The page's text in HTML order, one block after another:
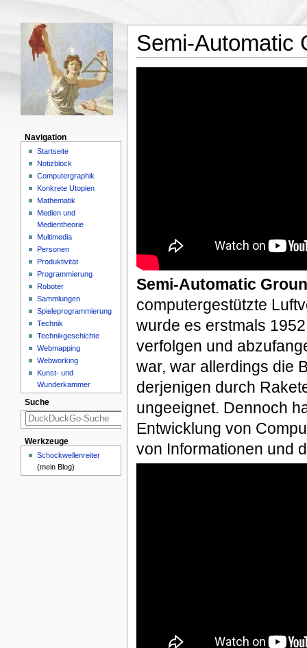
Semi-Automatic
Semi-Automatic
computergestützte
wurde es erstmals
verfolgen und
war, war allerdings die
derjenigen durch
ungeeignet. Dennoch
Entwicklung von
von Informationen und
Navigation
Startseite
Notizblock
Computergraphik
Konkrete Utopien
Mathematik
Medien und
Medientheorie
Multimedia
Personen
Produktivität
Programmierung
Roboter
Sammlungen
Spieleprogrammierung
Technik
Technikgeschichte
Webmapping
Webworking
Kunst- und
Wunderkammer
Suche
Werkzeuge
Schockwellenreiter
(mein Blog)